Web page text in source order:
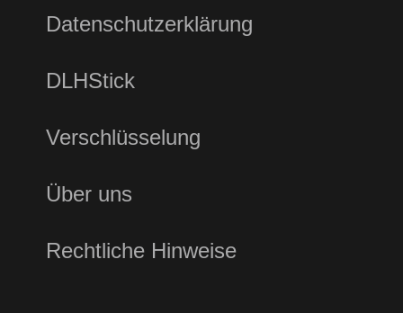
Datenschutzerklärung
DLHStick
Verschlüsselung
Über uns
Rechtliche Hinweise